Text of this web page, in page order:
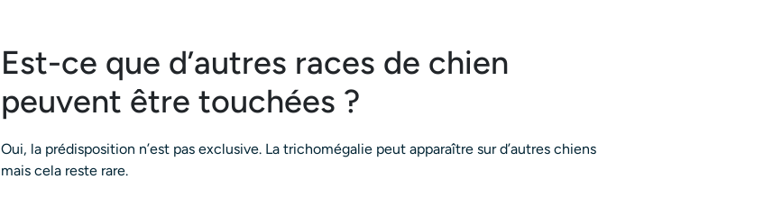
Est-ce que d’autres races de chien
peuvent être touchées ?
Oui, la prédisposition n’est pas exclusive. La trichomégalie peut apparaître sur d’autres chiens
mais cela reste rare.